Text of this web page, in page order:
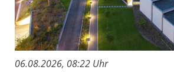
06.08.2026, 08:22 Uhr